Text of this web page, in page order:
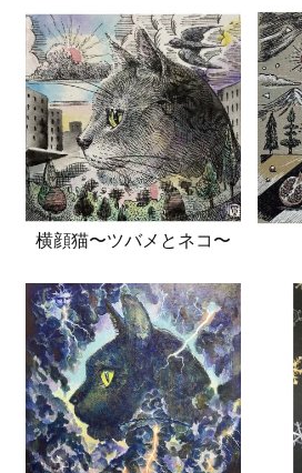
横顔猫〜ツバメとネコ〜